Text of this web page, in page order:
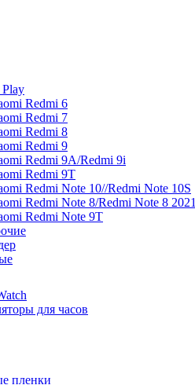
Redmi 6
Redmi 7
Redmi 8
Redmi 9
Redmi 9A/Redmi 9i
Redmi 9T
Redmi Note 10//Redmi Note 10S
Redmi Note 8/Redmi Note 8 2021
Redmi Note 9T
для часов
пленки